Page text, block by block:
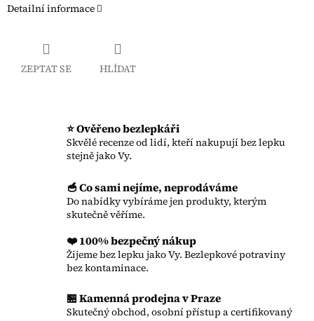
Detailní informace
ZEPTAT SE HLÍDAT
⭐ Ověřeno bezlepkáři
Skvělé recenze od lidí, kteří nakupují bez lepku
stejně jako Vy.
🥣 Co sami nejíme, neprodáváme
Do nabídky vybíráme jen produkty, kterým
skutečně věříme.
❤️ 100% bezpečný nákup
Žijeme bez lepku jako Vy. Bezlepkové potraviny
bez kontaminace.
🏪 Kamenná prodejna v Praze
Skutečný obchod, osobní přístup a certifikovaný